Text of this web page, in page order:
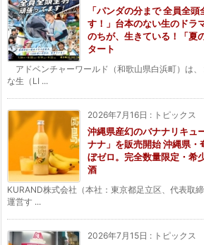
「パンダの分まで 全員全
す！」台本のない生のドラ
のちが、生きている！「夏
タート
アドベンチャーワールド（和歌山県白浜町）は
な生（LI ...
2026年7月16日 : トピックス
沖縄県産幻のバナナリキュ
ナナ」を販売開始 沖縄県・
ぼゼロ。完全数量限定・希
酒
KURAND株式会社（本社：東京都足立区、代表取
運営す ...
2026年7月15日 : トピックス